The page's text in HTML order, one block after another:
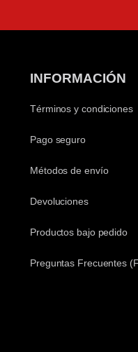
INFORMACIÓN
Términos y condiciones
Pago seguro
Métodos de envío
Devoluciones
Productos bajo pedido
Preguntas Frecuentes